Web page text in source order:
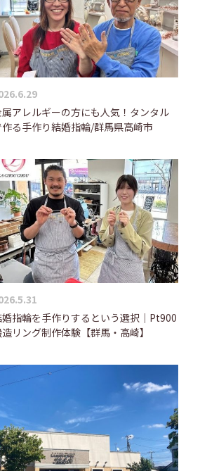
アレルギーの方にも人気！タンタル
作る手作り結婚指輪/群馬県高崎市
指輪を手作りするという選択｜Pt900
リング制作体験【群馬・高崎】